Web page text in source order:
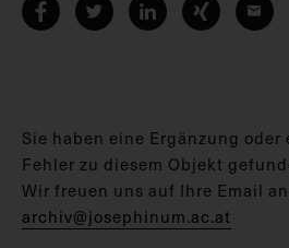
Sie haben eine Ergänzung
Fehler zu diesem Objekt
Wir freuen uns auf Ihre Email
archiv@josephinum.ac.at